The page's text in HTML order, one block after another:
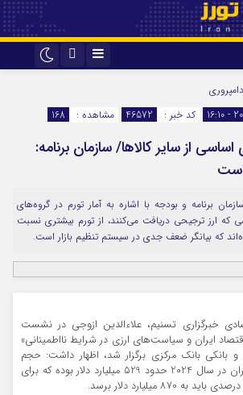
کد خبر : 46572 مشاهده : 168
از سایر کالاها/ سازمان برنامه:
برنامه و بودجه با اشاره به آمار تورم در گروه‌های
که ارز ترجیحی دریافت می‌کنند، از تورم بیشتری نسبت
که بیانگر ضعف جدی در سیستم تنظیم بازار است.
خبرگزاری تسنیم، علاءالدین ازوجی در نشست
ایران و سیاست‌های ارزی در شرایط نااطمینانی»
بانکی بانک مرکزی برگزار شد، اظهار داشت: حجم
تولید ناخالص داخلی ایران در سال 2024 حدود 529 میلیارد دلار بوده که برای
میلیارد دلار برسد.